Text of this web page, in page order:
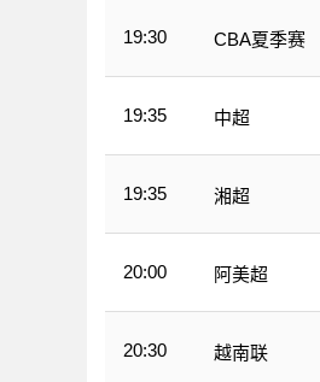
19:30 CBA夏季赛
19:35 中超
19:35 湘超
20:00 阿美超
20:30 越南联